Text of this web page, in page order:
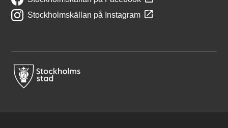
Stockholmskällan på Instagram